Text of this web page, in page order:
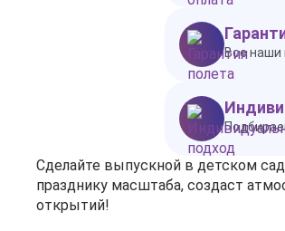
Все наши
Сделайте выпускной в детском
празднику масштаба, создаст
открытий!